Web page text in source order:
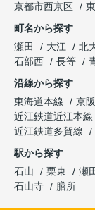
京都市西京区
町名から探す
瀬田
大江 北
石部西
長等
沿線から探す
東海道本線
京
近江鉄道近江本線
近江鉄道多賀線
駅から探す
石山
栗東 瀬
石山寺
膳所